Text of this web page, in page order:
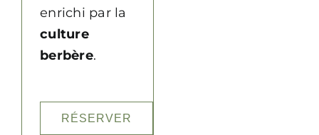
enrichi par la
culture
berbère.
RÉSERVER